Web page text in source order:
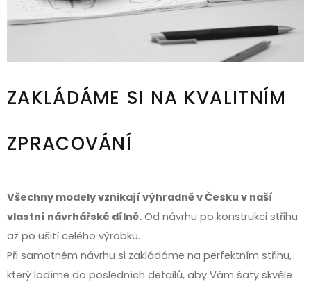
ZAKLÁDÁME SI NA KVALITNÍM
ZPRACOVÁNÍ
Všechny modely vznikají výhradně v Česku v naší
vlastní návrhářské dílně. Od návrhu po konstrukci střihu
až po ušití celého výrobku.
Při samotném návrhu si zakládáme na perfektním střihu,
který ladíme do posledních detailů, aby Vám šaty skvěle